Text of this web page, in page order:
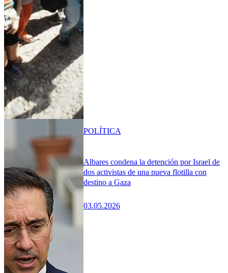
Albares condena la detención por Israel de
dos activistas de una nueva flotilla con
destino a Gaza
03.05.2026
POLÍTICA